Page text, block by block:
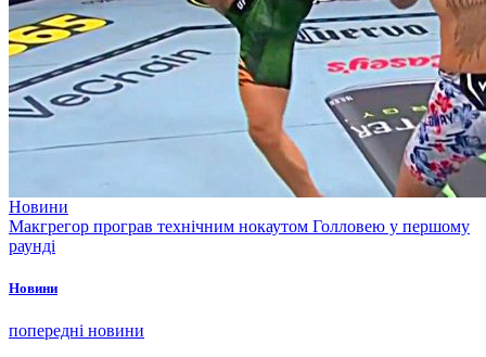
Новини
Макгрегор програв технічним нокаутом Голловею у першому
раунді
Новини
попередні новини